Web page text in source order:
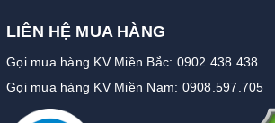
LIÊN HỆ MUA HÀNG
Gọi mua hàng KV Miền Bắc: 0902.438.438
Gọi mua hàng KV Miền Nam: 0908.597.705